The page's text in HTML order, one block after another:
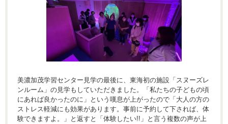
美濃加茂学習センター見学の最後に、東海初の施設「スヌーズレ
ンルーム」の見学もしていただきました。「私たちの子どもの頃
にあれば良かったのに」という嘆息が上がったので「大人の方の
ストレス軽減にも効果があります。事前に予約して下されば、体
験できますよ。」と返すと「体験したい!!」と言う複数の声が上